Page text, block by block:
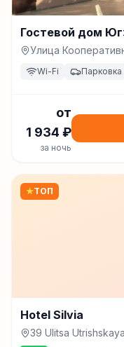
Гостевой дом
Улица
Wi-Fi Парковка
от
1 934 ₽
за ночь
★ТОП
Hotel Silvia
39 Ulitsa